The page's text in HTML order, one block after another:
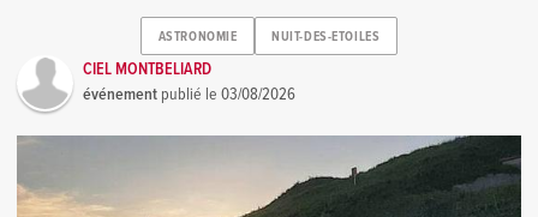
ASTRONOMIE NUIT-DES-ETOILES
CIEL MONTBELIARD
événement publié le03/08/2026